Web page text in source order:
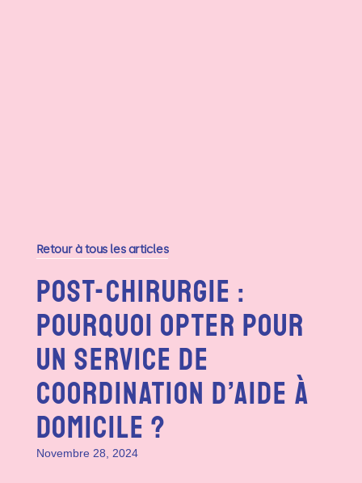
Retour à tous les articles
Post-Chirurgie :
Pourquoi Opter Pour
Un Service De
Coordination D’aide À
Domicile ?
Novembre 28, 2024